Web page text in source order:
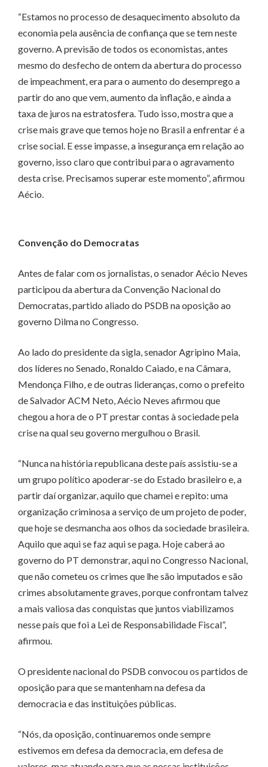
“Estamos no processo de desaquecimento absoluto da
economia pela ausência de confiança que se tem neste
governo. A previsão de todos os economistas, antes
mesmo do desfecho de ontem da abertura do processo
de impeachment, era para o aumento do desemprego a
partir do ano que vem, aumento da inflação, e ainda a
taxa de juros na estratosfera. Tudo isso, mostra que a
crise mais grave que temos hoje no Brasil a enfrentar é a
crise social. E esse impasse, a insegurança em relação ao
governo, isso claro que contribui para o agravamento
desta crise. Precisamos superar este momento”, afirmou
Aécio.
Convenção do Democratas
Antes de falar com os jornalistas, o senador Aécio Neves
participou da abertura da Convenção Nacional do
Democratas, partido aliado do PSDB na oposição ao
governo Dilma no Congresso.
Ao lado do presidente da sigla, senador Agripino Maia,
dos líderes no Senado, Ronaldo Caiado, e na Câmara,
Mendonça Filho, e de outras lideranças, como o prefeito
de Salvador ACM Neto, Aécio Neves afirmou que
chegou a hora de o PT prestar contas à sociedade pela
crise na qual seu governo mergulhou o Brasil.
“Nunca na história republicana deste país assistiu-se a
um grupo político apoderar-se do Estado brasileiro e, a
partir daí organizar, aquilo que chamei e repito: uma
organização criminosa a serviço de um projeto de poder,
que hoje se desmancha aos olhos da sociedade brasileira.
Aquilo que aqui se faz aqui se paga. Hoje caberá ao
governo do PT demonstrar, aqui no Congresso Nacional,
que não cometeu os crimes que lhe são imputados e são
crimes absolutamente graves, porque confrontam talvez
a mais valiosa das conquistas que juntos viabilizamos
nesse país que foi a Lei de Responsabilidade Fiscal”,
afirmou.
O presidente nacional do PSDB convocou os partidos de
oposição para que se mantenham na defesa da
democracia e das instituições públicas.
“Nós, da oposição, continuaremos onde sempre
estivemos em defesa da democracia, em defesa de